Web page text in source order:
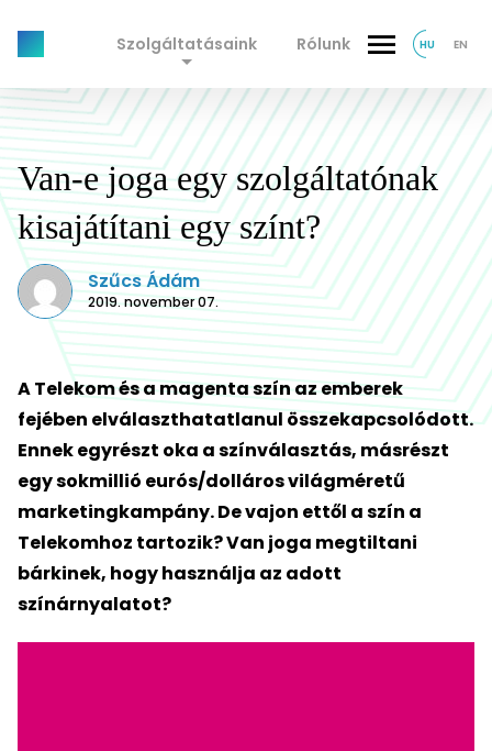
Szolgáltatásaink Rólunk HU EN
Van-e joga egy szolgáltatónak
kisajátítani egy színt?
Szűcs Ádám
2019. november 07.
A Telekom és a magenta szín az emberek
fejében elválaszthatatlanul összekapcsolódott.
Ennek egyrészt oka a színválasztás, másrészt
egy sokmillió eurós/dolláros világméretű
marketingkampány. De vajon ettől a szín a
Telekomhoz tartozik? Van joga megtiltani
bárkinek, hogy használja az adott
színárnyalatot?